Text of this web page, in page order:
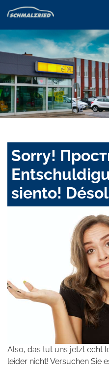
Sorry!
siento!
Also, das tut uns jetzt echt
leider nicht! Versuchen Sie